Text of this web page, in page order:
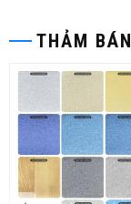
THẢM